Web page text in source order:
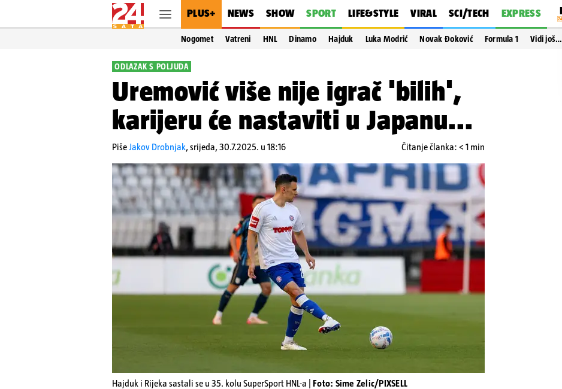
PLUS+ NEWS SHOW SPORT LIFE&STYLE VIRAL SCI/TECH EXPRESS
Nogomet Vatreni HNL Dinamo Hajduk Luka Modrić Novak Đoković Formula 1 Vidi još…
ODLAZAK S POLJUDA
Uremović više nije igrač 'bilih',
karijeru će nastaviti u Japanu...
PišeJakov Drobnjak,srijeda, 30.7.2025. u 18:16 Čitanje članka: < 1 min
Hajduk i Rijeka sastali se u 35. kolu SuperSport HNL-a | Foto: Sime Zelic/PIXSELL